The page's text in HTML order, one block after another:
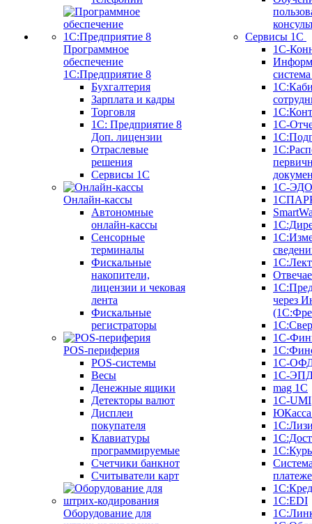
Программное
обеспечение
1С:Предприятие 8
Бухгалтерия
Зарплата и кадры
Торговля
1C: Предприятие 8
Доп. лицензии
Отраслевые
решения
Сервисы 1С
Онлайн-кассы
Автономные
онлайн-кассы
Сенсорные
терминалы
Фискальные
накопители,
лицензии и чековая
лента
Фискальные
регистраторы
POS-периферия
POS-системы
Весы
Денежные ящики
Детекторы валют
Дисплеи
покупателя
Клавиатуры
программируемые
Счетчики банкнот
Считыватели карт
Оборудование для
Сервисы 1С
1С-
1С-
1С-ЭДО
через
1С-
1С-
1С-
mag 1C
1C-UMI
1С:EDI